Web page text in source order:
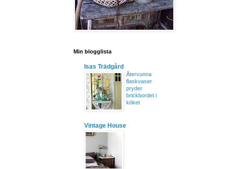
Min blogglista
Isas Trädgård
Återvunna
flaskvaser
pryder
brickbordet i
köket
Vintage House